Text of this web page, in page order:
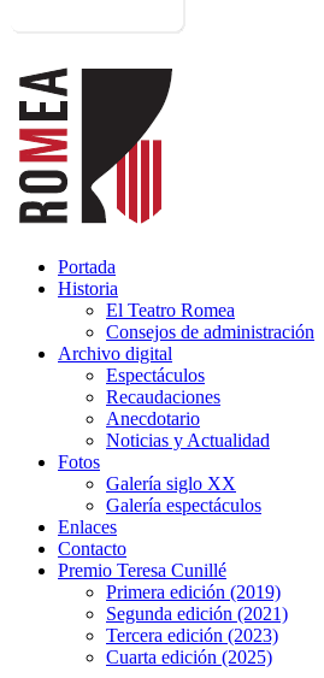
Portada
Historia
El Teatro Romea
Consejos de administración
Archivo digital
Espectáculos
Recaudaciones
Anecdotario
Noticias y Actualidad
Fotos
Galería siglo XX
Galería espectáculos
Enlaces
Contacto
Premio Teresa Cunillé
Primera edición (2019)
Segunda edición (2021)
Tercera edición (2023)
Cuarta edición (2025)